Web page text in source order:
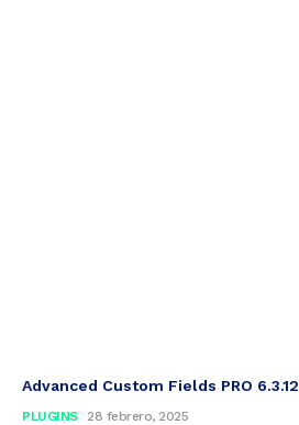
Advanced Custom Fields PRO 6.3.12
PLUGINS 28 febrero, 2025